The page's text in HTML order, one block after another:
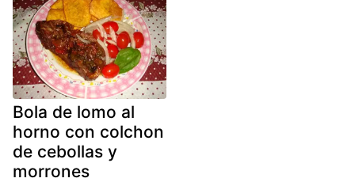
Bola de lomo al
horno con colchon
de cebollas y
morrones